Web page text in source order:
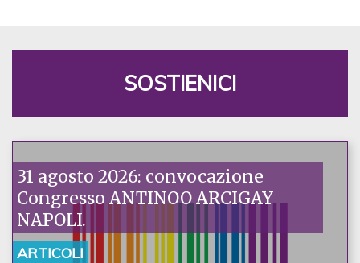
SOSTIENICI
31 agosto 2026: convocazione
Congresso ANTINOO ARCIGAY
NAPOLI.
ARTICOLI